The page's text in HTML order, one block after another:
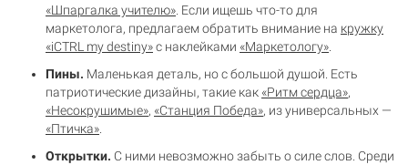
«Шпаргалка учителю» . Если ищешь что-то для
маркетолога, предлагаем обратить внимание на кружку
«iCTRL my destiny»с наклейками «Маркетологу»
Пины. Маленькая деталь, но с большой душой. Есть
патриотические дизайны, такие как «Ритм сердца»,
«Несокрушимые», «Станция Победа», из универсальных —
«Птичка»
Открытки. С ними невозможно забыть о силе слов. Среди